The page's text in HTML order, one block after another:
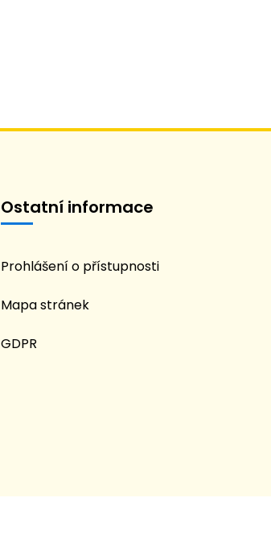
Ostatní informace
Prohlášení o přístupnosti
Mapa stránek
GDPR